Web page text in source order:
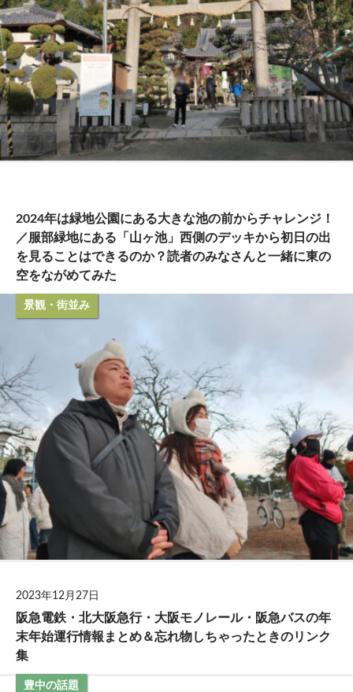
2024年は緑地公園にある大きな池の前からチャレンジ！
／服部緑地にある「山ヶ池」西側のデッキから初日の出
を見ることはできるのか？読者のみなさんと一緒に東の
空をながめてみた
景観・街並み
2023年12月27日
阪急電鉄・北大阪急行・大阪モノレール・阪急バスの年
末年始運行情報まとめ＆忘れ物しちゃったときのリンク
集
豊中の話題